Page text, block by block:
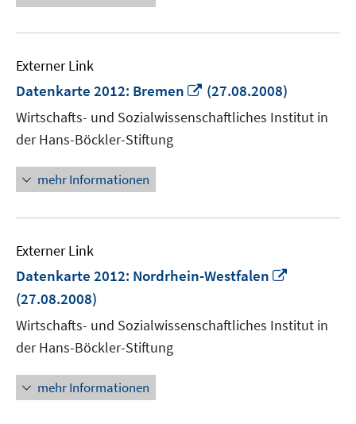
Externer Link
Datenkarte 2012: Bremen
In
neuem
Fenster
(27.08.2008)
Wirtschafts- und Sozialwissenschaftliches Institut in
der Hans-Böckler-Stiftung
mehr Informationen
Externer Link
Datenkarte 2012: Nordrhein-Westfalen
öffnen
(27.08.2008)
Wirtschafts- und Sozialwissenschaftliches Institut in
der Hans-Böckler-Stiftung
mehr Informationen